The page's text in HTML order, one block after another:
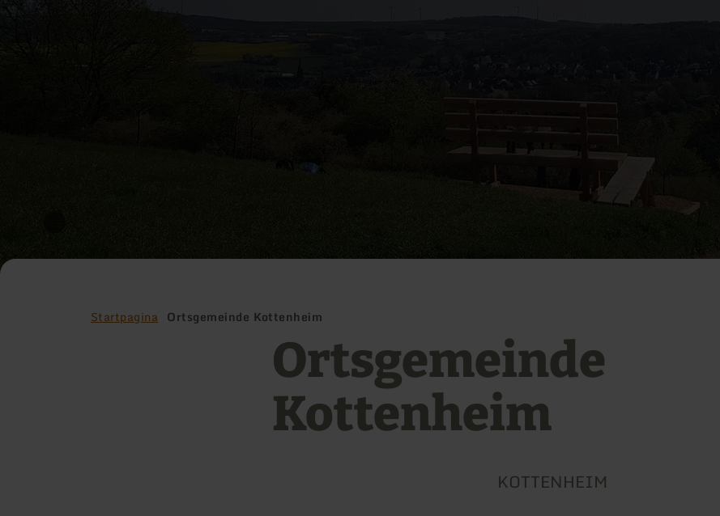
Startpagina Ortsgemeinde Kottenheim
Ortsgemeinde
Kottenheim
KOTTENHEIM